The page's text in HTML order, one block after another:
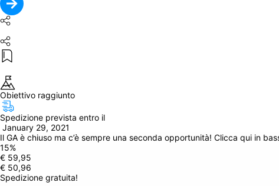
Obiettivo raggiunto
Spedizione prevista entro il
January 29, 2021
Il GA è chiuso ma c’è sempre una seconda opportunità! Clicca qui in
15%
€ 59,95
€ 50,96
Spedizione gratuita!